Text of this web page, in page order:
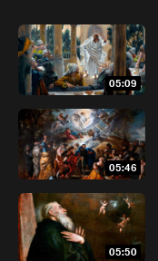
05:09
05:46
05:50